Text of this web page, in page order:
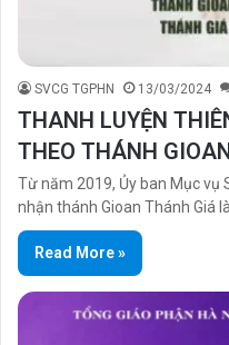
SVCG TGPHN 13/03/2024
THANH LUYỆN
THEO THÁNH
Từ năm 2019, Ủy ban Mục vụ
nhận thánh Gioan Thánh Giá
Read More »